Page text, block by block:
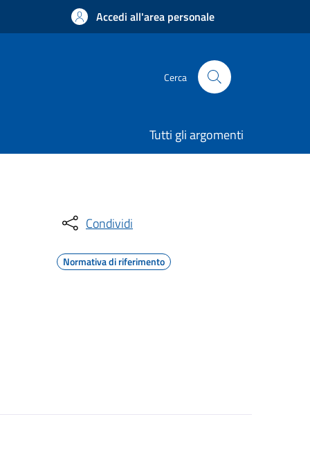
Accedi all'area personale
Cerca
Tutti gli argomenti
Condividi
Normativa di riferimento